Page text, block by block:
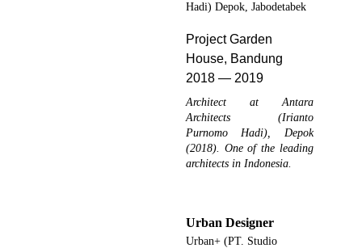
Project Garden
House, Bandung
Hadi) Depok, Jabodetabek
2018 — 2019
Architect at Antara
Architects (Irianto
Purnomo Hadi), Depok
(2018). One of the leading
architects in Indonesia.
Urban Designer
Urban+ (PT. Studio